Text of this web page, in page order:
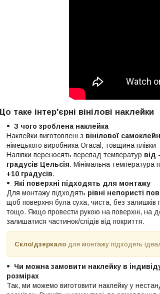
таке інтер'єрні вінілові наклейки
З чого зроблена наклейка
Наклейки виготовлені з вінілової
німецького виробника Oracal, товщина плівки
Наліпки переносять перепад температур від
градусів Цельсія. Мінімальна температура
+10 градусів.
Які поверхні підходять для монтажу
Для монтажу підходять рівні непористі
щоб поверхня була суха, чиста, без залишків
тощо. Якщо провести рукою на поверхні, на
залишатися частинок/слідів від покриття.
Скло/дзеркало для монтажу підходять
Чи можна замовити наклейку в
розмірах
Так, ми можемо виготовити наклейку у